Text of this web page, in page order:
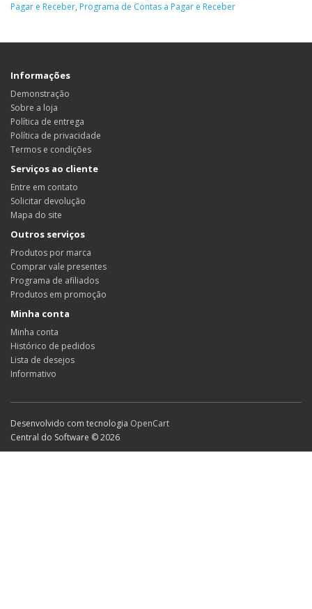
Pagar e Receber, Programa de Contas a Pagar e Receber
Informações
Demonstração
Sobre a loja
Política de entrega
Política de privacidade
Termos e condições
Serviços ao cliente
Entre em contato
Solicitar devolução
Mapa do site
Outros serviços
Produtos por marca
Comprar vale presentes
Programa de afiliados
Produtos em promoção
Minha conta
Minha conta
Histórico de pedidos
Lista de desejos
Informativo
Desenvolvido com tecnologia OpenCart
Central do Software © 2026